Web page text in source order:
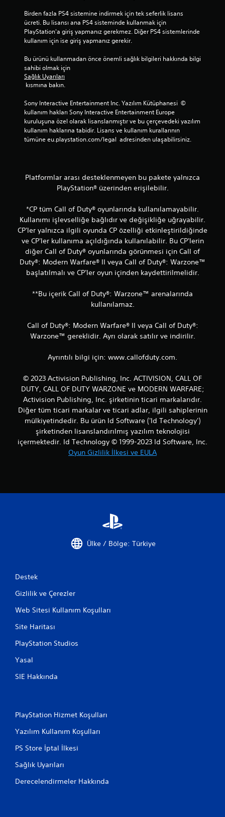
Birden fazla PS4 sistemine indirmek için tek seferlik lisans
ücreti. Bu lisansı ana PS4 sisteminde kullanmak için
PlayStation'a giriş yapmanız gerekmez. Diğer PS4 sistemlerinde
kullanım için ise giriş yapmanız gerekir.
Bu ürünü kullanmadan önce önemli sağlık bilgileri hakkında bilgi
sahibi olmak için
Sağlık Uyarıları
kısmına bakın.
Sony Interactive Entertainment Inc. Yazılım Kütüphanesi  ©
kullanım hakları Sony Interactive Entertainment Europe
kuruluşuna özel olarak lisanslanmıştır ve bu çerçevedeki yazılım
kullanım haklarına tabidir. Lisans ve kullanım kurallarının
tümüne eu.playstation.com/legal  adresinden ulaşabilirsiniz.
Platformlar arası desteklenmeyen bu pakete yalnızca
PlayStation® üzerinden erişilebilir.
*CP tüm Call of Duty® oyunlarında kullanılamayabilir.
Kullanımı işlevselliğe bağlıdır ve değişikliğe uğrayabilir.
CP'ler yalnızca ilgili oyunda CP özelliği etkinleştirildiğinde
ve CP'ler kullanıma açıldığında kullanılabilir. Bu CP'lerin
diğer Call of Duty® oyunlarında görünmesi için Call of
Duty®: Modern Warfare® II veya Call of Duty®: Warzone™
başlatılmalı ve CP'ler oyun içinden kaydettirilmelidir.
**Bu içerik Call of Duty®: Warzone™ arenalarında
kullanılamaz.
Call of Duty®: Modern Warfare® II veya Call of Duty®:
Warzone™ gereklidir. Ayrı olarak satılır ve indirilir.
Ayrıntılı bilgi için: www.callofduty.com.
© 2023 Activision Publishing, Inc. ACTIVISION, CALL OF
DUTY, CALL OF DUTY WARZONE ve MODERN WARFARE;
Activision Publishing, Inc. şirketinin ticari markalarıdır.
Diğer tüm ticari markalar ve ticari adlar, ilgili sahiplerinin
mülkiyetindedir. Bu ürün Id Software ('Id Technology')
şirketinden lisanslandırılmış yazılım teknolojisi
içermektedir. Id Technology © 1999-2023 Id Software, Inc.
Oyun Gizlilik İlkesi ve EULA
Ülke / Bölge: Türkiye
Destek
Gizlilik ve Çerezler
Web Sitesi Kullanım Koşulları
Site Haritası
PlayStation Studios
Yasal
SIE Hakkında
PlayStation Hizmet Koşulları
Yazılım Kullanım Koşulları
PS Store İptal İlkesi
Sağlık Uyarıları
Derecelendirmeler Hakkında